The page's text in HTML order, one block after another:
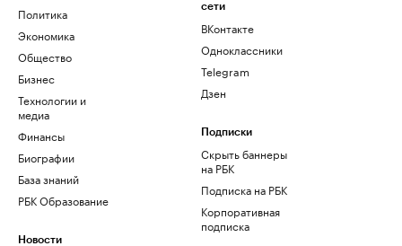
Политика
Экономика
Общество
Бизнес
Технологии и
медиа
Финансы
Биографии
База знаний
РБК Образование
Новости
сети
ВКонтакте
Одноклассники
Telegram
Дзен
Подписки
Скрыть баннеры
на РБК
Подписка на РБК
Корпоративная
подписка